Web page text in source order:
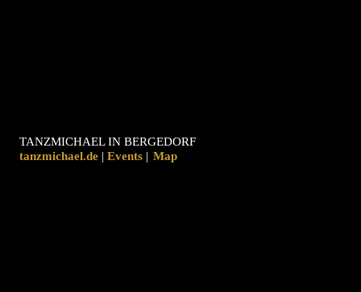
TANZMICHAEL IN BERGEDORF
tanzmichael.de | | Map